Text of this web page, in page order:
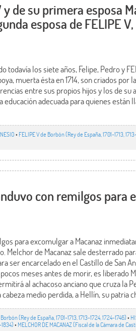
y de su primera esposa
esposa de FELIPE
todavía los siete años, Felipe, Pedro y
muerta ésta en 1714, son criados por
entre sus propios hijos y los de
educación adecuada para quienes
• FELIPE V de Borbón (Rey de España, 1701-1713,
con remilgos para
para excomulgar a Macanaz
Melchor de Macanaz sale desterrado
ser encarcelado en el Castillo de San
meses antes de morir, es liberado
al achacoso anciano que cruza la
medio perdida, a Hellín, su patria
(Rey de España, 1701-1713, 1713-1724, 1724-1746)•
• MELCHOR DE MACANAZ (Fiscal de la Cámara de